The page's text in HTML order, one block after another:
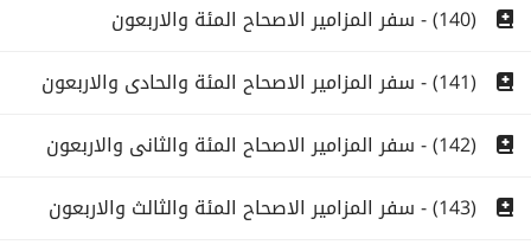
(140) - سفر المزامير الاصحاح المئة والاربعون
(141) - سفر المزامير الاصحاح المئة والحادى والاربعون
(142) - سفر المزامير الاصحاح المئة والثانى والاربعون
(143) - سفر المزامير الاصحاح المئة والثالث والاربعون